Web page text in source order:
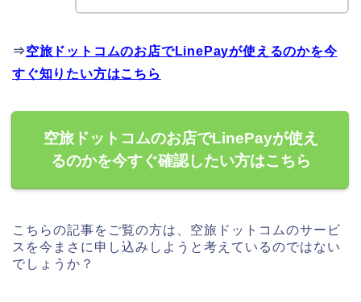
⇒空旅ドットコムのお店でLinePayが使えるのかを今
すぐ知りたい方はこちら
空旅ドットコムのお店でLinePayが使え
るのかを今すぐ確認したい方はこちら
こちらの記事をご覧の方は、空旅ドットコムのサービ
スを今まさに申し込みしようと考えているのではない
でしょうか？